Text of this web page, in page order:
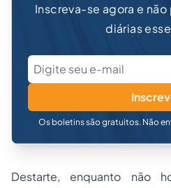
Inscreva-se agora e
diárias
Os boletins são gratuitos. Não
Destarte, enquanto não